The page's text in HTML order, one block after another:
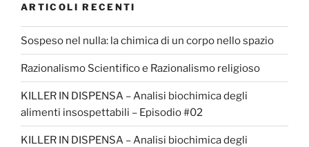
ARTICOLI RECENTI
Sospeso nel nulla: la chimica di un corpo nello spazio
Razionalismo Scientifico e Razionalismo religioso
KILLER IN DISPENSA – Analisi biochimica degli
alimenti insospettabili – Episodio #02
KILLER IN DISPENSA – Analisi biochimica degli